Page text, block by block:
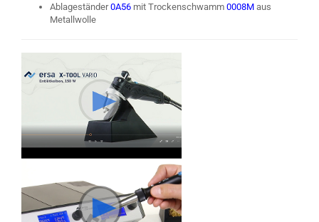
Ablageständer0A56 mit Trockenschwamm 0008M aus
Metallwolle